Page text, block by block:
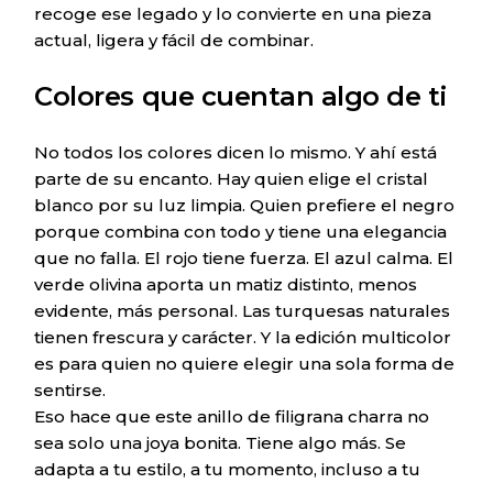
recoge ese legado y lo convierte en una pieza
actual, ligera y fácil de combinar.
Colores que cuentan algo de ti
No todos los colores dicen lo mismo. Y ahí está
parte de su encanto. Hay quien elige el cristal
blanco por su luz limpia. Quien prefiere el negro
porque combina con todo y tiene una elegancia
que no falla. El rojo tiene fuerza. El azul calma. El
verde olivina aporta un matiz distinto, menos
evidente, más personal. Las turquesas naturales
tienen frescura y carácter. Y la edición multicolor
es para quien no quiere elegir una sola forma de
sentirse.
Eso hace que este anillo de filigrana charra no
sea solo una joya bonita. Tiene algo más. Se
adapta a tu estilo, a tu momento, incluso a tu